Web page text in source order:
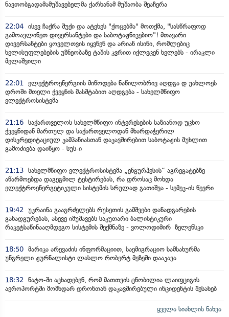
ნავთობგადამამუშავებელმა ქარხანამ მუშაობა შეაჩერა
22:04 ისევ ჩაქრა შუქი და ატეხეს "ქოცებმა" მოთქმა, "სასწრაფოდ
გამოავლინეთ დივერსანტები და საბოტაჟნიკებიო"! მთავარი
დივერსანტები ყოველთვის იყვნენ და არიან ისინი, რომლებიც
ხელისუფლებების უზნეობაზე ტაშის კვრით იქლეცენ ხელებს - ირაკლი
მელაშვილი
22:01 ელექტროენერგიის მიწოდება ნაწილობრივ აღდგა დ უახლოეს
დროში მთელი ქვეყნის მასშტაბით აღდგება - სახელმწიფო
ელექტროსისტემა
21:16 საქართველოს სახელმწიფო ინტერესების საზიანოდ უცხო
ქვეყნიდან მართულ და საქართველოდან მხარდაჭერილ
დისკრედიტაციულ კამპანიასთან დაკავშირებით საბოტაჟის მუხლით
გამოძიება დაიწყო - სუს-ი
21:13 სახელმწიფო ელექტროსისტემა „ენგურჰესის“ აგრეგატებზე
აწარმოებდა დაგეგმილ ტესტირებას, რა დროსაც მოხდა
ელექტროენერგეტიკული სისტემის სრულად გათიშვა - სემეკ-ის წევრი
19:42 უკრაინა გააგრძელებს რუსეთის გამშვები დანადგარების
განადგურებას, ასევე იმუშავებს საკუთარი ბალისტიკური
რაკეტსაწინააღმდეგო სისტემის შექმნაზე - ვოლოდიმირ ზელენსკი
18:50 მარიკა არევაძის ინფორმაციით, საემიგრაციო სამსახურმა
უნგრელი ჟურნალისტი ლასლო რობერტ მეზეში დააკავა
18:32 ნატო-ში აცხადებენ, რომ მათთვის ცნობილია ლაიფციგის
აეროპორტში მომხდარ დრონთან დაკავშირებული ინციდენტის შესახებ
ყველა სიახლის ნახვა